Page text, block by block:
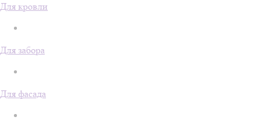
Для кровли
Для забора
Для фасада